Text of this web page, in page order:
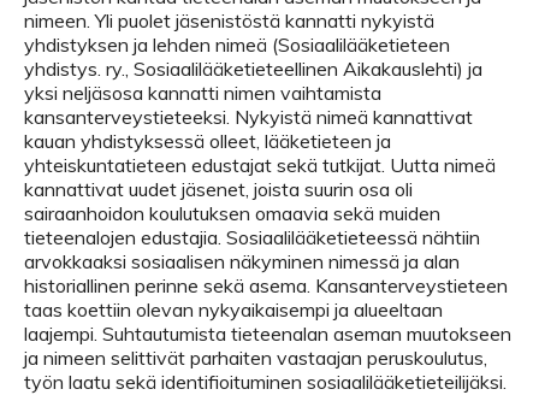
nimeen. Yli puolet jäsenistöstä kannatti nykyistä
yhdistyksen ja lehden nimeä (Sosiaalilääketieteen
yhdistys. ry., Sosiaalilääketieteellinen Aikakauslehti) ja
yksi neljäsosa kannatti nimen vaihtamista
kansanterveystieteeksi. Nykyistä nimeä kannattivat
kauan yhdistyksessä olleet, lääketieteen ja
yhteiskuntatieteen edustajat sekä tutkijat. Uutta nimeä
kannattivat uudet jäsenet, joista suurin osa oli
sairaanhoidon koulutuksen omaavia sekä muiden
tieteenalojen edustajia. Sosiaalilääketieteessä nähtiin
arvokkaaksi sosiaalisen näkyminen nimessä ja alan
historiallinen perinne sekä asema. Kansanterveystieteen
taas koettiin olevan nykyaikaisempi ja alueeltaan
laajempi. Suhtautumista tieteenalan aseman muutokseen
ja nimeen selittivät parhaiten vastaajan peruskoulutus,
työn laatu sekä identifioituminen sosiaalilääketieteilijäksi.